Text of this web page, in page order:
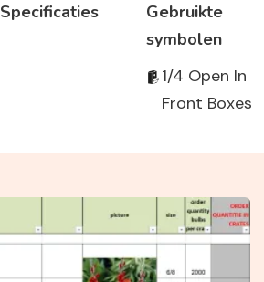
Specificaties
Gebruikte
symbolen
1/4 Open In
Front Boxes